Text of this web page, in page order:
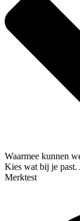
Waarmee kunnen
Kies wat bij je past.
Merktest